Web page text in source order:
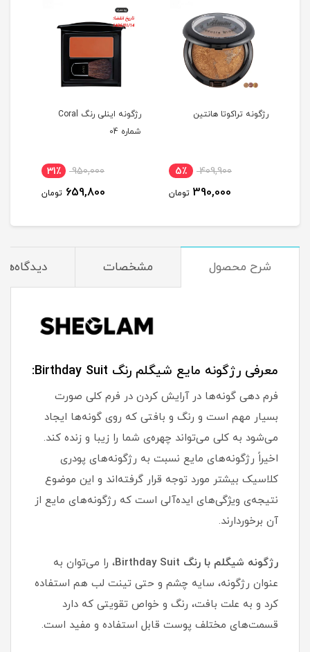
رژگونه تراکوتا هانتین
409,900 5٪
390,000 تومان
رژگونه اینلی رنگ Coral
شماره 04
950,000 31٪
659,800 تومان
شرح محصول مشخصات دیدگاه‌ها
معرفی رژگونه مایع شیگلم رنگ Birthday Suit:
فرم دهی گونه‌ها در آرایش کردن در فرم کلی صورت
بسیار مهم است و رنگ و بافتی که روی گونه‌ها ایجاد
می‌شود به کلی می‌تواند چهره‌ی شما را زیبا و زنده کند.
اخیراً رژگونه‌های مایع نسبت به رژگونه‌های پودری
کلاسیک بیشتر مورد توجه قرار گرفته‌اند و این موضوع
نتیجه‌ی ویژگی‌های ایده‌آلی است که رژگونه‌های مایع از
آن برخوردارند.
رژگونه شیگلم با رنگ Birthday Suit
، را می‌توان به
عنوان رژگونه، سایه چشم و حتی تینت لب هم استفاده
کرد و به علت بافت، رنگ و خواص تقویتی که دارد
قسمت‌های مختلف پوست قابل استفاده و مفید است.